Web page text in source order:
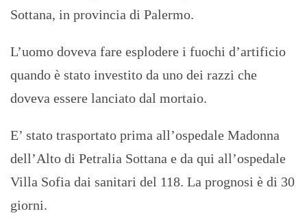
Sottana, in provincia di Palermo.
L’uomo doveva fare esplodere i fuochi d’artificio
quando è stato investito da uno dei razzi che
doveva essere lanciato dal mortaio.
E’ stato trasportato prima all’ospedale Madonna
dell’Alto di Petralia Sottana e da qui all’ospedale
Villa Sofia dai sanitari del 118. La prognosi è di 30
giorni.